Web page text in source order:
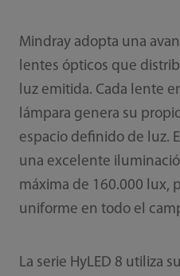
Mindray adopta una
lentes ópticos que
luz emitida. Cada lente
lámpara genera su
espacio definido de luz.
una excelente
máxima de 160.000 lux,
uniforme en todo el
La serie HyLED 8 utiliza